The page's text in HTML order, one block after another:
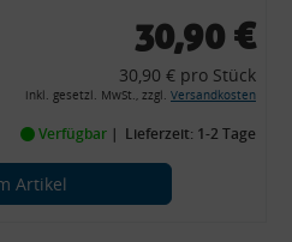
30,90 €
30,90 € pro Stück
inkl. gesetzl. MwSt., zzgl. Versandkosten
Verfügbar Lieferzeit: 1-2 Tage
Artikel
Auswahl personalisierter Inhalte
Statistiken oder Kombinationen
zur Auswahl von Inhalten
Features: